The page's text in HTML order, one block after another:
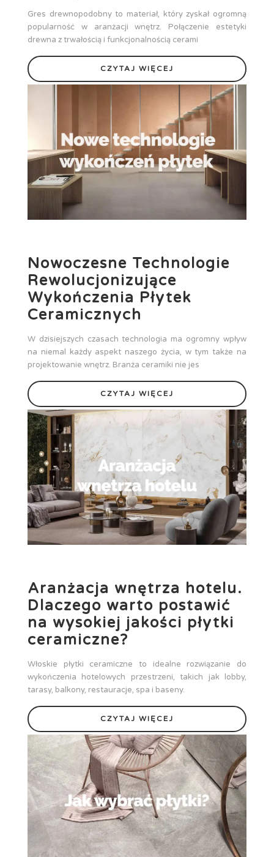
Gres drewnopodobny to materiał, który zyskał ogromną
popularność w aranżacji wnętrz. Połączenie estetyki
drewna z trwałością i funkcjonalnością cerami
CZYTAJ WIĘCEJ
Nowoczesne Technologie
Rewolucjonizujące
Wykończenia Płytek
Ceramicznych
W dzisiejszych czasach technologia ma ogromny wpływ
na niemal każdy aspekt naszego życia, w tym także na
projektowanie wnętrz. Branża ceramiki nie jes
CZYTAJ WIĘCEJ
Aranżacja wnętrza hotelu.
Dlaczego warto postawić
na wysokiej jakości płytki
ceramiczne?
Włoskie płytki ceramiczne to idealne rozwiązanie do
wykończenia hotelowych przestrzeni, takich jak lobby,
tarasy, balkony, restauracje, spa i baseny.
CZYTAJ WIĘCEJ